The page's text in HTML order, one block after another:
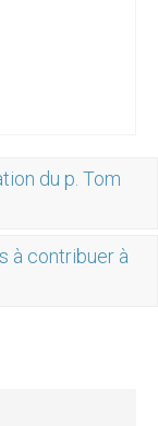
du p. Tom
à contribuer à